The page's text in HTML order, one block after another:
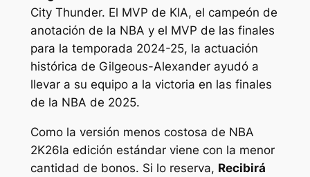
City Thunder. El MVP de KIA, el campeón de
anotación de la NBA y el MVP de las finales
para la temporada 2024-25, la actuación
histórica de Gilgeous-Alexander ayudó a
llevar a su equipo a la victoria en las finales
de la NBA de 2025.
Como la versión menos costosa de NBA
2K26la edición estándar viene con la menor
cantidad de bonos. Si lo reserva, Recibirá